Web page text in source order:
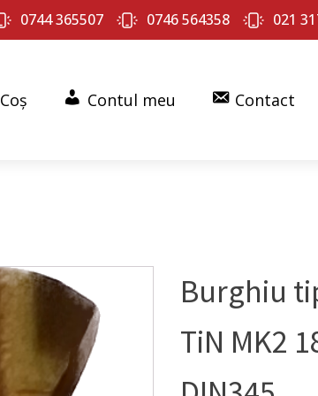
0744 365507 0746 564358 021
Coș Contul meu Contact
Burghiu
TiN MK2